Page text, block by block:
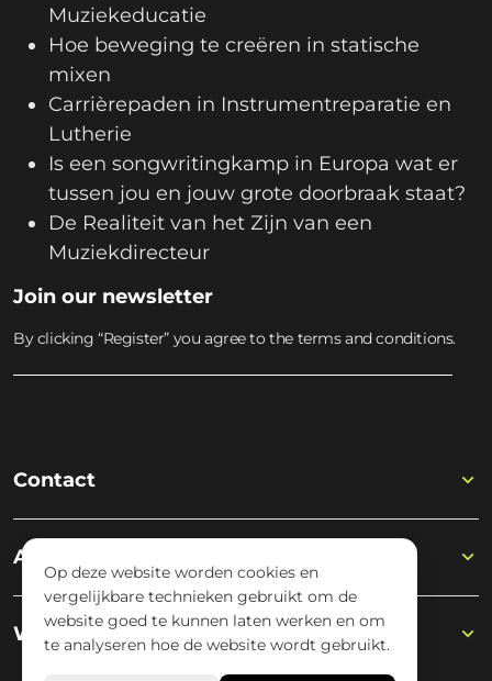
Muziekeducatie
Hoe beweging te creëren in statische
mixen
Carrièrepaden in Instrumentreparatie en
Lutherie
Is een songwritingkamp in Europa wat er
tussen jou en jouw grote doorbraak staat?
De Realiteit van het Zijn van een
Muziekdirecteur
Join our newsletter
By clicking “Register” you agree to the terms and conditions.
Contact
Academy
Wisseloord
Op deze website worden cookies en
vergelijkbare technieken gebruikt om de
website goed te kunnen laten werken en om
te analyseren hoe de website wordt gebruikt.